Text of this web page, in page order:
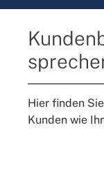
Hier finden
Kunden wie